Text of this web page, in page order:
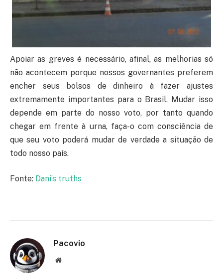
Apoiar as greves é necessário, afinal, as melhorias só
não acontecem porque nossos governantes preferem
encher seus bolsos de dinheiro à fazer ajustes
extremamente importantes para o Brasil. Mudar isso
depende em parte do nosso voto, por tanto quando
chegar em frente à urna, faça-o com consciência de
que seu voto poderá mudar de verdade a situação de
todo nosso país.
Fonte: Dani’s truths
Pacovio
Website